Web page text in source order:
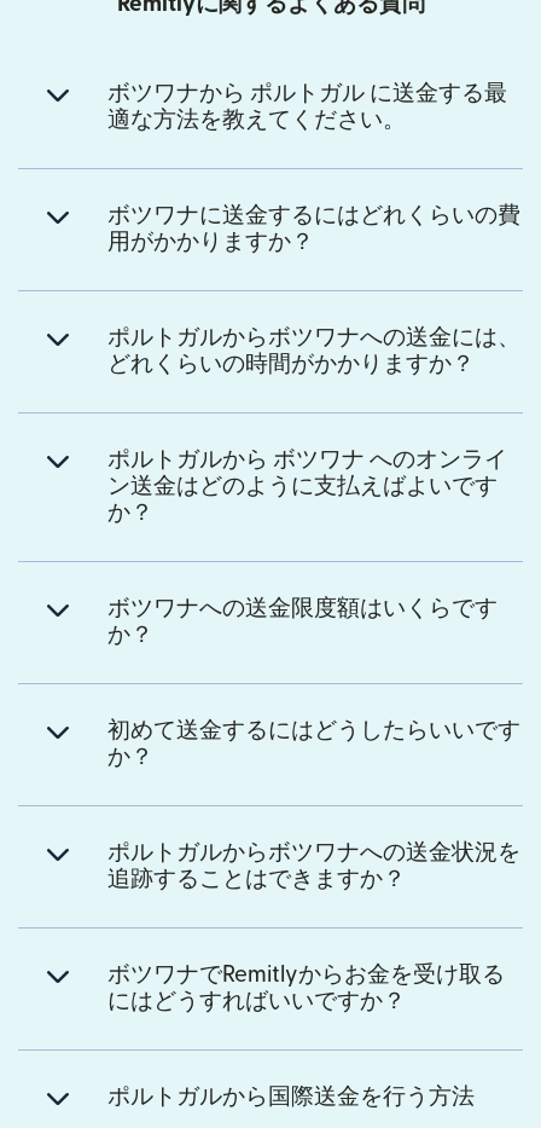
ボツワナから ポルトガル に送金する最
適な方法を教えてください。
ボツワナに送金するにはどれくらいの費
用がかかりますか？
ポルトガルからボツワナへの送金には、
どれくらいの時間がかかりますか？
ポルトガルから ボツワナ へのオンライ
ン送金はどのように支払えばよいです
か？
ボツワナへの送金限度額はいくらです
か？
初めて送金するにはどうしたらいいです
か？
ポルトガルからボツワナへの送金状況を
追跡することはできますか？
ボツワナでRemitlyからお金を受け取る
にはどうすればいいですか？
ポルトガルから国際送金を行う方法